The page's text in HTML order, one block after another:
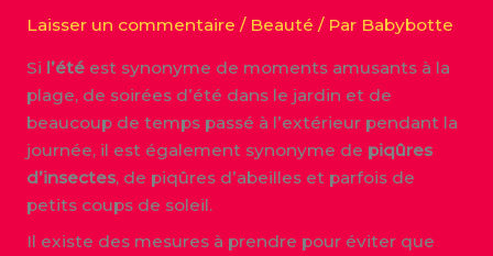
Laisser un commentaire / Beauté / Par Babybotte
Si l’été est synonyme de moments amusants à la
plage, de soirées d’été dans le jardin et de
beaucoup de temps passé à l’extérieur pendant la
journée, il est également synonyme de piqûres
d’insectes, de piqûres d’abeilles et parfois de
petits coups de soleil.
Il existe des mesures à prendre pour éviter que